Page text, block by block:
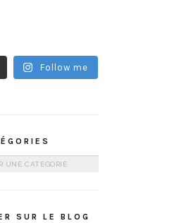
Follow me
SUR LE BLOG